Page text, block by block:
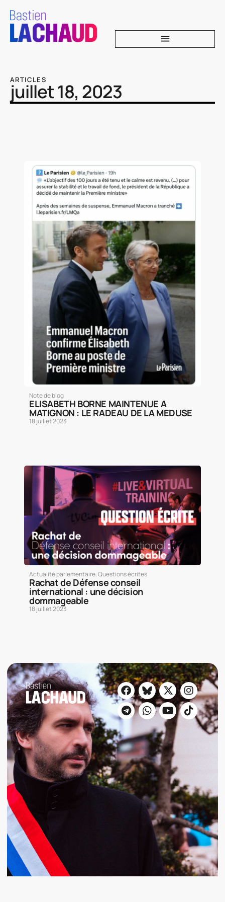
ARTICLES
juillet 18, 2023
Note de blog
ELISABETH BORNE MAINTENUE A
MATIGNON : LE RADEAU DE LA MEDUSE
18 juillet 2023
Actualité parlementaire,Questions écrites
Rachat de Défense conseil
international : une décision
dommageable
18 juillet 2023